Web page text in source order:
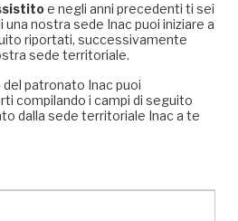
e negli anni precedenti ti sei
nostra sede Inac puoi iniziare a
riportati, successivamente
sede territoriale.
del patronato Inac puoi
compilando i campi di seguito
dalla sede territoriale Inac a te